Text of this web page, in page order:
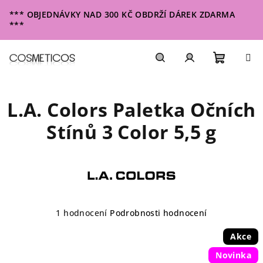
na
obsah
*** OBJEDNÁVKY NAD 300 KČ OBDRŽÍ DÁREK ZDARMA
***
košík
L.A. Colors Paletka Očních
Stínů 3 Color 5,5 g
Průměrné
1 hodnocení Podrobnosti hodnocení
Akce
Novinka